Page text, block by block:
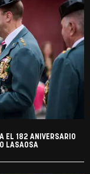
EL 182 ANIVERSARIO
LASAOSA